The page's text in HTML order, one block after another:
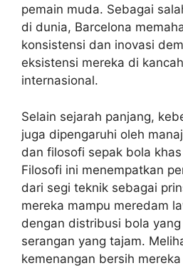
pemain muda. Sebagai
di dunia, Barcelona
konsistensi dan inovasi
eksistensi mereka di
internasional.
Selain sejarah panjang,
juga dipengaruhi oleh
dan filosofi sepak bola
Filosofi ini menempatkan
dari segi teknik sebagai
mereka mampu meredam
dengan distribusi bola
serangan yang tajam.
kemenangan bersih